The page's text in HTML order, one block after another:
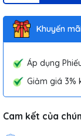
Khuyến
Áp dụng
Giảm giá 3%
Cam kết của